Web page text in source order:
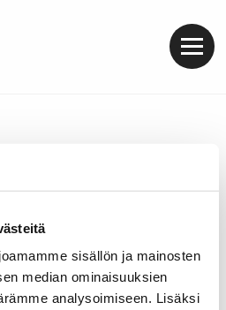
sisällön ja mainosten
median ominaisuuksien
analysoimiseen. Lisäksi